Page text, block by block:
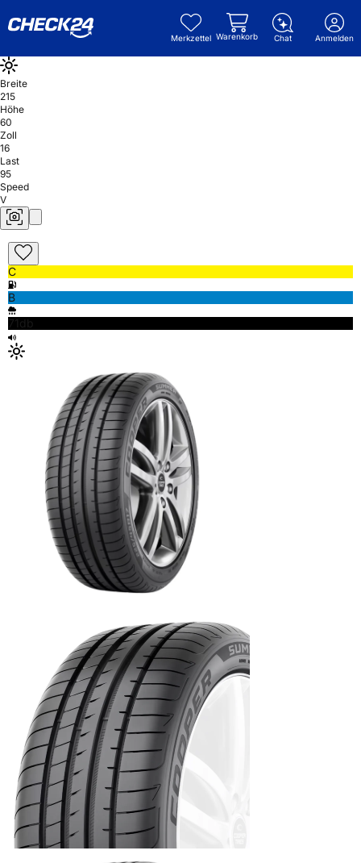
Merkzettel Warenkorb Chat Anmelden
Breite
215
Höhe
60
Zoll
16
Last
95
Speed
V
C
B
71db